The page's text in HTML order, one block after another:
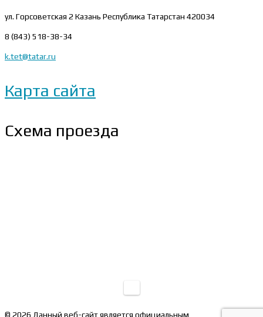
ул. Горсоветская 2 Казань Республика Татарстан 420034
8 (843) 518-38-34
k.tet@tatar.ru
Карта сайта
Схема проезда
© 2026 Данный веб-сайт является официальным